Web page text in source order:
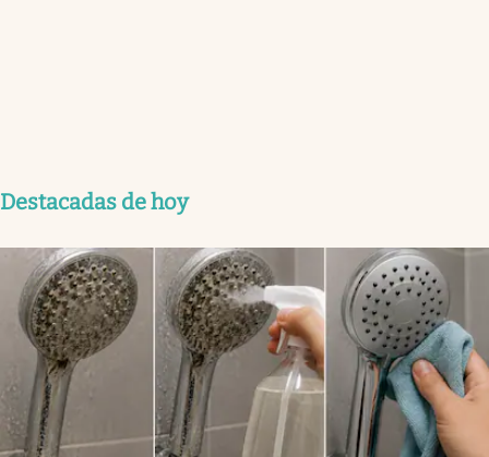
Destacadas de hoy